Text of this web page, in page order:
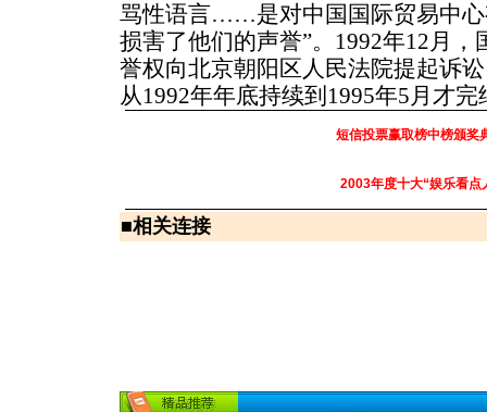
骂性语言……是对中国国际贸易中心
损害了他们的声誉”。1992年12月
誉权向北京朝阳区人民法院提起诉
从1992年年底持续到1995年5月才
短信投票赢取榜中榜颁奖
2003年度十大“娱乐看点
■相关连接